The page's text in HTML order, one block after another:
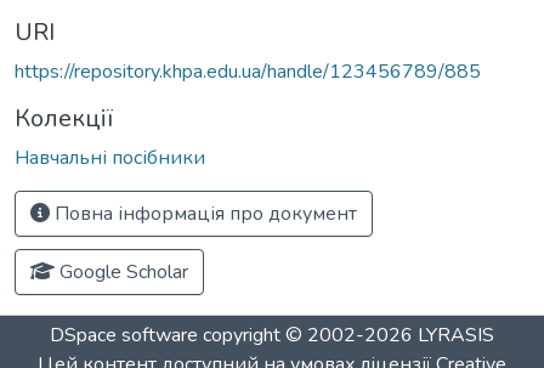
URI
https://repository.khpa.edu.ua/handle/123456789/885
Колекції
Навчальні посібники
Повна інформація про документ
Google Scholar
DSpace software copyright © 2002-2026 LYRASIS